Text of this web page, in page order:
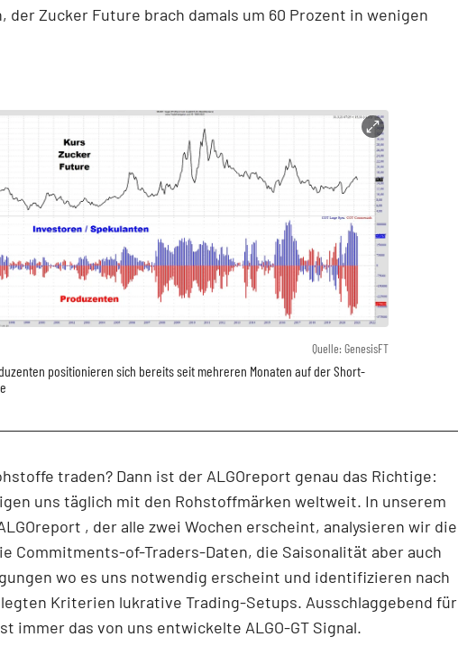
der Zucker Future brach damals um 60 Prozent in wenigen
Quelle: GenesisFT
positionieren sich bereits seit mehreren Monaten auf der Short-
traden? Dann ist der ALGOreport genau das Richtige:
uns täglich mit den Rohstoffmärken weltweit. In unserem
, der alle zwei Wochen erscheint, analysieren wir die
Commitments-of-Traders-Daten, die Saisonalität aber auch
wo es uns notwendig erscheint und identifizieren nach
Kriterien lukrative Trading-Setups. Ausschlaggebend für
immer das von uns entwickelte ALGO-GT Signal.